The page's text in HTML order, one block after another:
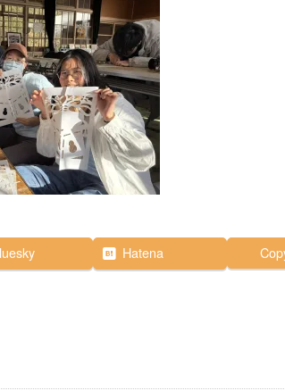
Hatena